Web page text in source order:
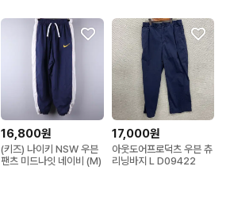
16,800원
(키즈) 나이키 NSW 우븐
팬츠 미드나잇 네이비 (M)
17,000원
아웃도어프로덕츠 우븐 츄
리닝바지 L D09422